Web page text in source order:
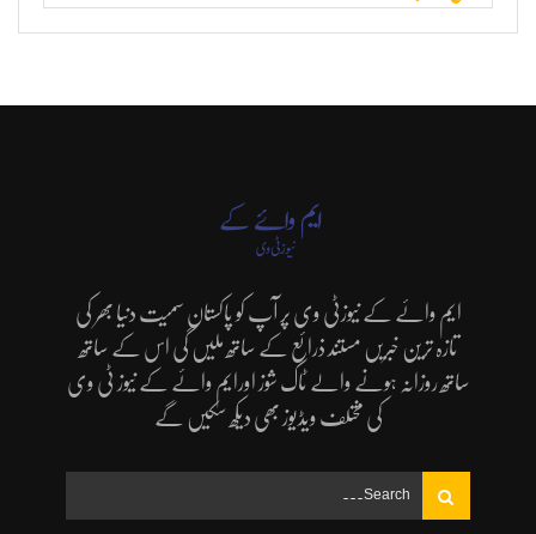
ایم وائے کے نیوزٹی وی پر آپ کو پاکستان سمیت دنیا بھر کی
تازہ ترین خبریں مستند ذرائع کے ساتھ ملیں گی اس کے ساتھ
ساتھ روزانہ ہونے والے ٹاک شوز اورایم وائے کے نیوز ٹی وی
کی مختلف ویڈیوز بھی دیکھ سکیں گے